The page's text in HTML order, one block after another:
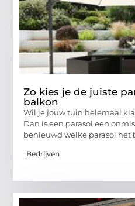
Zo kies je de juiste
balkon
Wil je jouw tuin helemaal
Dan is een parasol een
benieuwd welke parasol het
Bedrijven